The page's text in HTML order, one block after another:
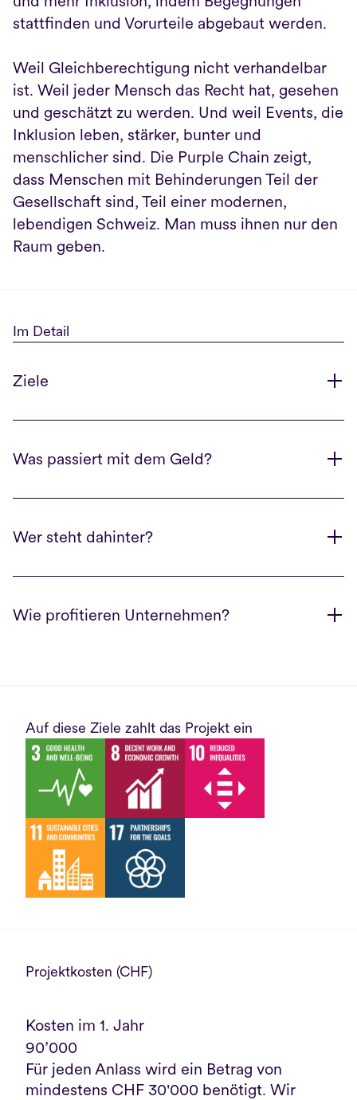
stattfinden und Vorurteile abgebaut werden.
Weil Gleichberechtigung nicht verhandelbar
ist. Weil jeder Mensch das Recht hat, gesehen
und geschätzt zu werden. Und weil Events, die
Inklusion leben, stärker, bunter und
menschlicher sind. Die Purple Chain zeigt,
dass Menschen mit Behinderungen Teil der
Gesellschaft sind, Teil einer modernen,
lebendigen Schweiz. Man muss ihnen nur den
Raum geben.
Im Detail
Ziele
Was passiert mit dem Geld?
Wer steht dahinter?
Wie profitieren Unternehmen?
Auf diese Ziele zahlt das Projekt ein
Projektkosten (CHF)
Kosten im 1. Jahr
90’000
Für jeden Anlass wird ein Betrag von
mindestens CHF 30'000 benötigt. Wir